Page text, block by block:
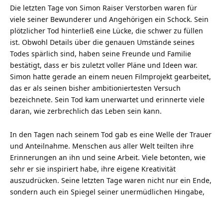
Die letzten Tage von Simon Raiser Verstorben waren für
viele seiner Bewunderer und Angehörigen ein Schock. Sein
plötzlicher Tod hinterließ eine Lücke, die schwer zu füllen
ist. Obwohl Details über die genauen Umstände seines
Todes spärlich sind, haben seine Freunde und Familie
bestätigt, dass er bis zuletzt voller Pläne und Ideen war.
Simon hatte gerade an einem neuen Filmprojekt gearbeitet,
das er als seinen bisher ambitioniertesten Versuch
bezeichnete. Sein Tod kam unerwartet und erinnerte viele
daran, wie zerbrechlich das Leben sein kann.
In den Tagen nach seinem Tod gab es eine Welle der Trauer
und Anteilnahme. Menschen aus aller Welt teilten ihre
Erinnerungen an ihn und seine Arbeit. Viele betonten, wie
sehr er sie inspiriert habe, ihre eigene Kreativität
auszudrücken. Seine letzten Tage waren nicht nur ein Ende,
sondern auch ein Spiegel seiner unermüdlichen Hingabe,